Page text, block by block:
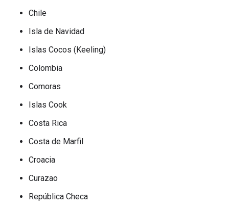
Chile
Isla de Navidad
Islas Cocos (Keeling)
Colombia
Comoras
Islas Cook
Costa Rica
Costa de Marfil
Croacia
Curazao
República Checa